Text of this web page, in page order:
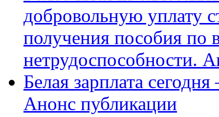
добровольную уплату
получения пособия по
нетрудоспособности.
Белая зарплата
Анонс публикации